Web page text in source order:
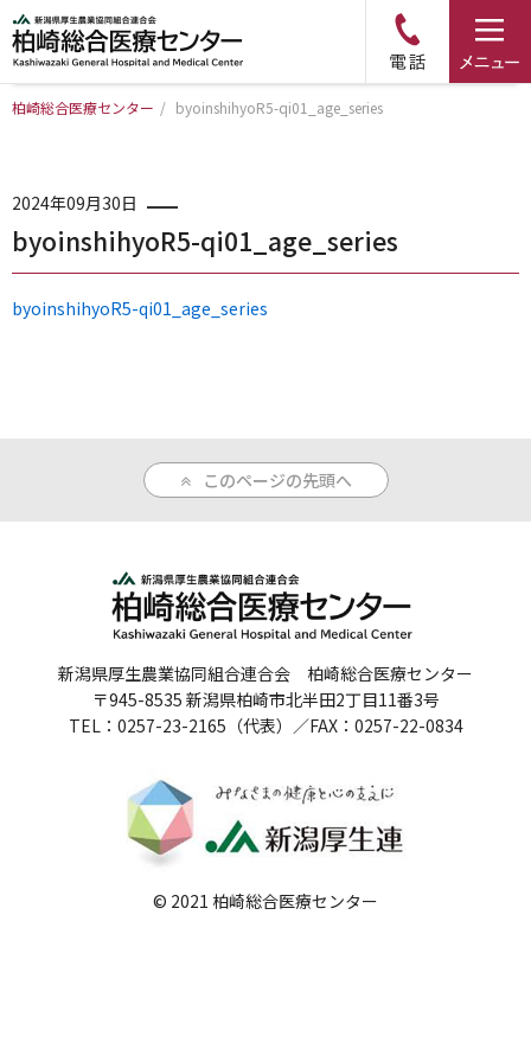
病院について
診療科・部門のご案内
入院のご案内
医療関係者の方へ
病院誌
個人情報保護方針
反社会的勢力に対する基本方針
院内感染対策指針
柏崎総合医療センター / byoinshihyoR5-qi01_age_series
2024年09月30日
byoinshihyoR5-qi01_age_series
byoinshihyoR5-qi01_age_series
このページの先頭へ
新潟県厚生農業協同組合連合会 柏崎総合医療センター
〒945-8535 新潟県柏崎市北半田2丁目11番3号
TEL：0257-23-2165（代表）／FAX：0257-22-0834
© 2021 柏崎総合医療センター